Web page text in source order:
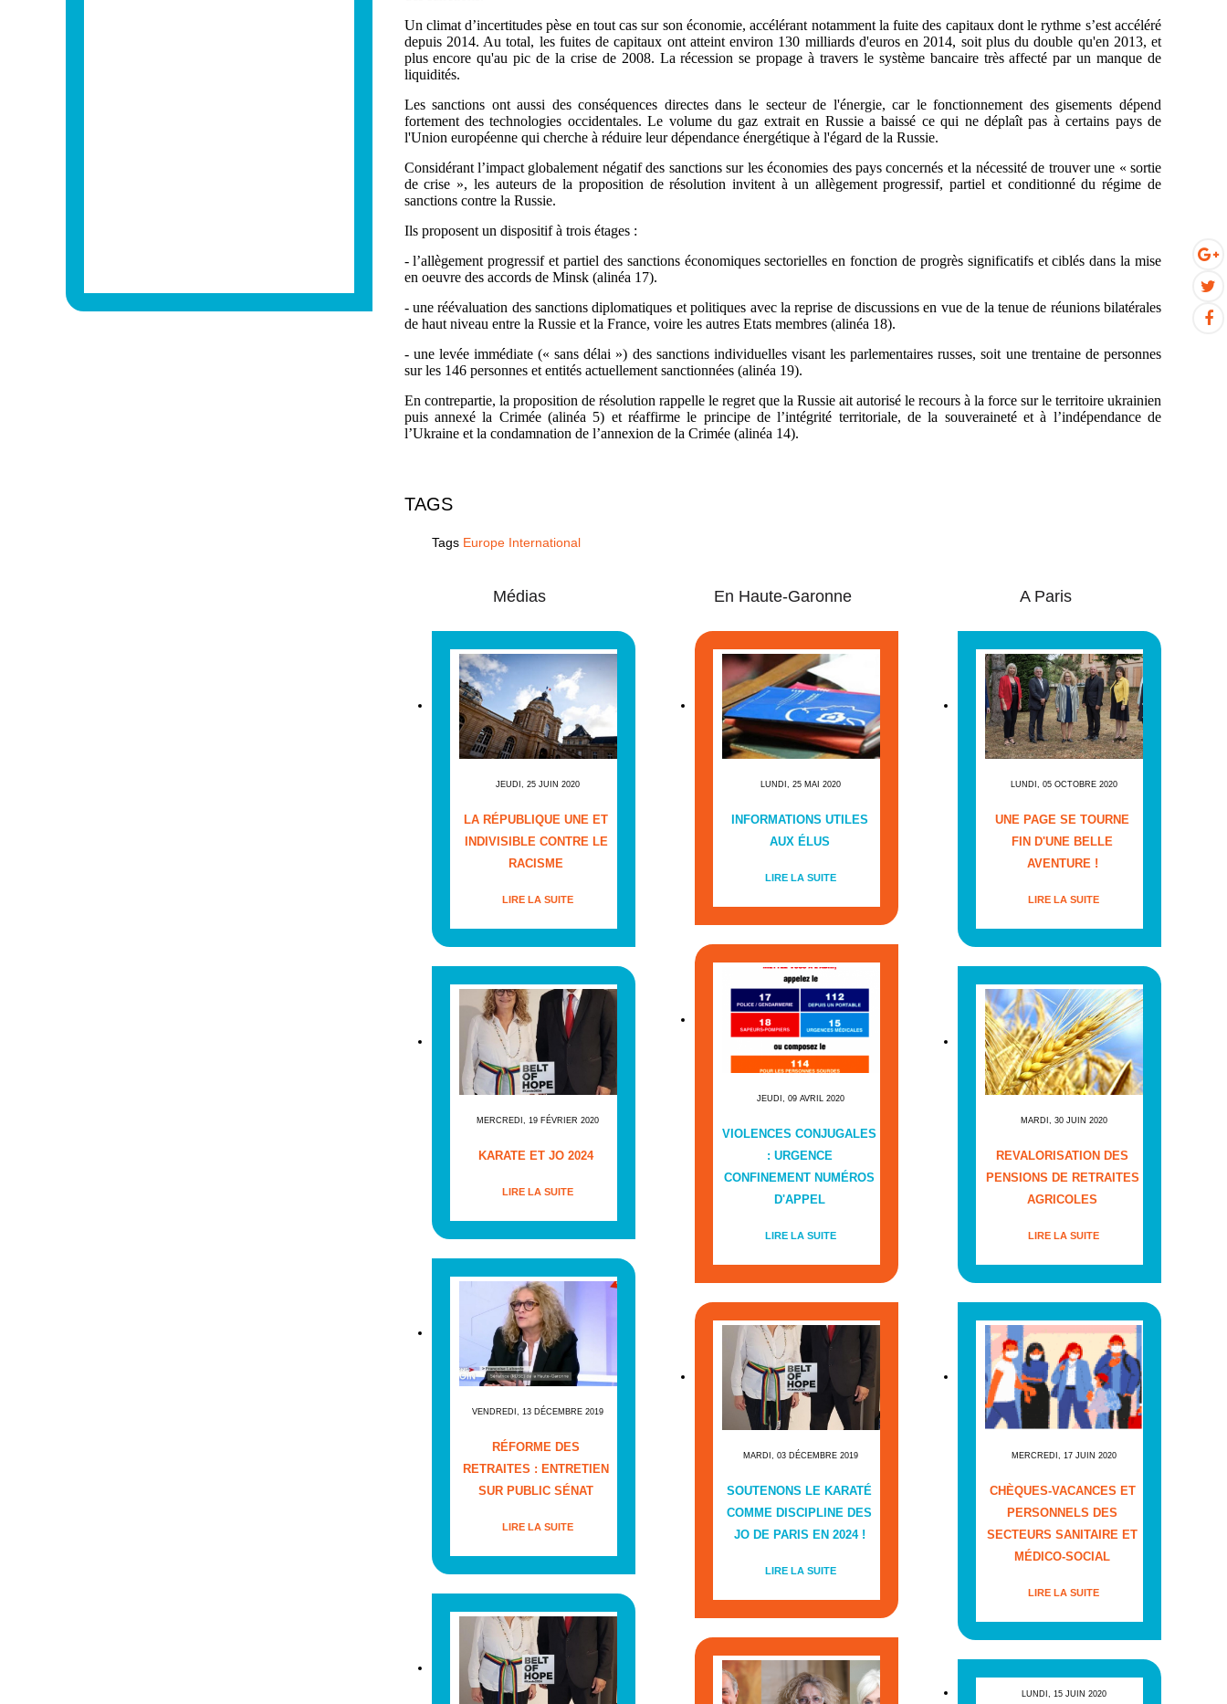
Un climat d’incertitudes pèse en tout cas sur son économie, accélérant notamment la fuite des capitaux dont le rythme s’est accéléré
depuis 2014. Au total, les fuites de capitaux ont atteint environ 130 milliards d'euros en 2014, soit plus du double qu'en 2013, et
plus encore qu'au pic de la crise de 2008. La récession se propage à travers le système bancaire très affecté par un manque de
liquidités.
Les sanctions ont aussi des conséquences directes dans le secteur de l'énergie, car le fonctionnement des gisements dépend
fortement des technologies occidentales. Le volume du gaz extrait en Russie a baissé ce qui ne déplaît pas à certains pays de
l'Union européenne qui cherche à réduire leur dépendance énergétique à l'égard de la Russie.
Considérant l’impact globalement négatif des sanctions sur les économies des pays concernés et la nécessité de trouver une « sortie
de crise », les auteurs de la proposition de résolution invitent à un allègement progressif, partiel et conditionné du régime de
sanctions contre la Russie.
Ils proposent un dispositif à trois étages :
- l’allègement progressif et partiel des sanctions économiques sectorielles en fonction de progrès significatifs et ciblés dans la mise
en oeuvre des accords de Minsk (alinéa 17).
- une réévaluation des sanctions diplomatiques et politiques avec la reprise de discussions en vue de la tenue de réunions bilatérales
de haut niveau entre la Russie et la France, voire les autres Etats membres (alinéa 18).
- une levée immédiate (« sans délai ») des sanctions individuelles visant les parlementaires russes, soit une trentaine de personnes
sur les 146 personnes et entités actuellement sanctionnées (alinéa 19).
En contrepartie, la proposition de résolution rappelle le regret que la Russie ait autorisé le recours à la force sur le territoire ukrainien
puis annexé la Crimée (alinéa 5) et réaffirme le principe de l’intégrité territoriale, de la souveraineté et à l’indépendance de
l’Ukraine et la condamnation de l’annexion de la Crimée (alinéa 14).
TAGS
Tags Europe International
Médias
JEUDI, 25 JUIN 2020
LA RÉPUBLIQUE UNE ET
INDIVISIBLE CONTRE LE
RACISME
LIRE LA SUITE
MERCREDI, 19 FÉVRIER 2020
KARATE ET JO 2024
LIRE LA SUITE
VENDREDI, 13 DÉCEMBRE 2019
RÉFORME DES
RETRAITES : ENTRETIEN
SUR PUBLIC SÉNAT
LIRE LA SUITE
En Haute-Garonne
LUNDI, 25 MAI 2020
INFORMATIONS UTILES
AUX ÉLUS
LIRE LA SUITE
JEUDI, 09 AVRIL 2020
VIOLENCES CONJUGALES
: URGENCE
CONFINEMENT NUMÉROS
D'APPEL
LIRE LA SUITE
MARDI, 03 DÉCEMBRE 2019
SOUTENONS LE KARATÉ
COMME DISCIPLINE DES
JO DE PARIS EN 2024 !
LIRE LA SUITE
A Paris
LUNDI, 05 OCTOBRE 2020
UNE PAGE SE TOURNE
FIN D'UNE BELLE
AVENTURE !
LIRE LA SUITE
MARDI, 30 JUIN 2020
REVALORISATION DES
PENSIONS DE RETRAITES
AGRICOLES
LIRE LA SUITE
MERCREDI, 17 JUIN 2020
CHÈQUES-VACANCES ET
PERSONNELS DES
SECTEURS SANITAIRE ET
MÉDICO-SOCIAL
LIRE LA SUITE
LUNDI, 15 JUIN 2020